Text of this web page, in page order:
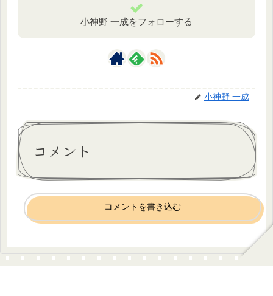
小神野 一成をフォローする
小神野 一成
コメント
コメントを書き込む